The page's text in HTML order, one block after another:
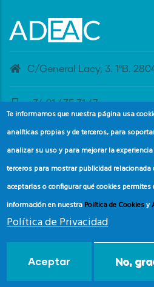
C/General Lacy, 3. 1ºB.
+34 91 435 31 47
banderaazul@adeac.es
Consumidor (ADEAC).
2024.
Te informamos que nuestra página usa
analíticas propias y de terceros, para
analizar su uso y para mejorar la
terceros para mostrar publicidad relacionada
aceptarlas o configurar qué cookies permites
información en nuestra Política de Cookiesy
Política de Privacidad
Aceptar No,